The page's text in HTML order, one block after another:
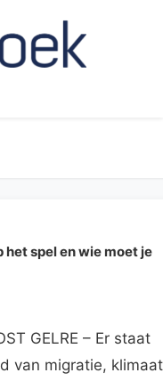
spel en wie moet je
GELRE – Er staat
van migratie, klimaat